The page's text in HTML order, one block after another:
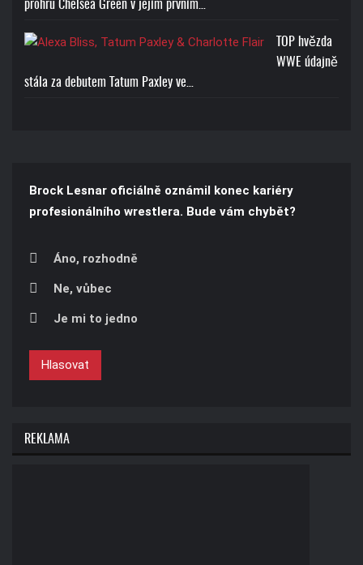
prohru Chelsea Green v jejím prvním…
TOP hvězda
WWE údajně
stála za debutem Tatum Paxley ve…
Brock Lesnar oficiálně oznámil konec kariéry
profesionálního wrestlera. Bude vám chybět?
Áno, rozhodně
Ne, vůbec
Je mi to jedno
Hlasovat
REKLAMA